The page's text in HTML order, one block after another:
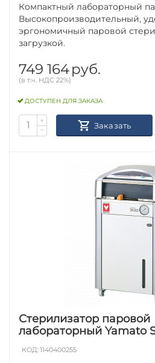
Компактный лабораторный
Высокопроизводительный,
эргономичный паровой
загрузкой.
749 164руб.
(в т.ч. НДС 22%)
ДОСТУПЕН ДЛЯ ЗАКАЗА
+
−
Заказать
Стерилизатор паровой
лабораторный Yamato
КОД:1140400255